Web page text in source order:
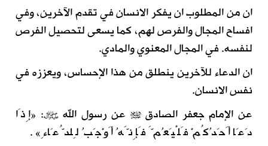
ان من المطلوب ان يفكر الانسان في تقدم الآخرين، وفي
افساح المجال والفرص لهم، كما يسعى لتحصيل الفرص
لنفسه. في المجال المعنوي والمادي.
ان الدعاء للآخرين ينطلق من هذا الإحساس، ويعززه في
نفس الانسان.
عن الإمام جعفر الصادق
عن رسول الله
: «إِذَا
دَعَا أَحَدُكُمْ فَلْيَعُمَّ فَإِنَّهُ أَوْجَبُ لِلدُّعَاءِ» .